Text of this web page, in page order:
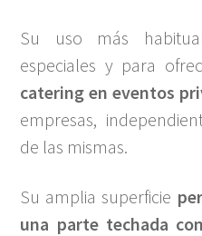
Su uso más
especiales y para
catering en eventos
empresas,
de las mismas.
Su amplia superficie
una parte techada